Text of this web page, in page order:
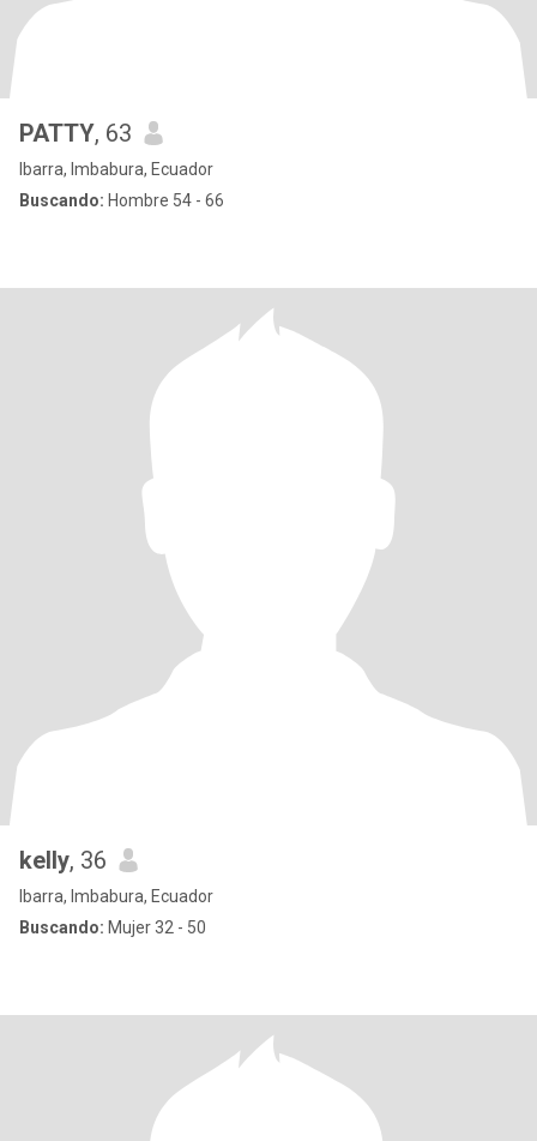
PATTY, 63
Ibarra, Imbabura, Ecuador
Buscando: Hombre 54 - 66
kelly, 36
Ibarra, Imbabura, Ecuador
Buscando: Mujer 32 - 50